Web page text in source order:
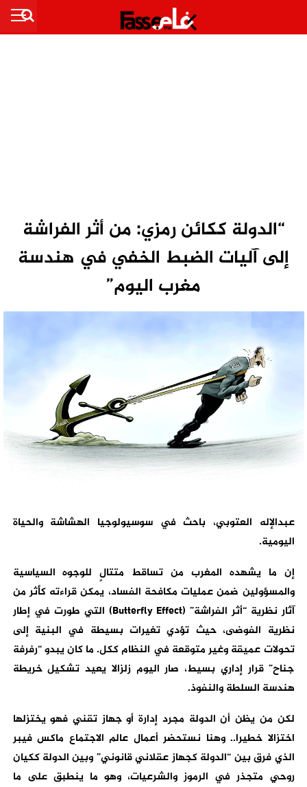
“الدولة ككائن رمزي: من أثر الفراشة
إلى آليات الضبط الخفي في هندسة
مغرب اليوم”
عبدالإله العتوبي، باحث في سوسيولوجيا الهشاشة والحياة
اليومية.
إن ما يشهده المغرب من تساقط متتالٍ للوجوه السياسية
والمسؤولين ضمن عمليات مكافحة الفساد، يمكن قراءته كأثر من
آثار نظرية “أثر الفراشة” (Butterfly Effect) التي طورت في إطار
نظرية الفوضى، حيث تؤدي تغيرات بسيطة في البنية إلى
تحولات عميقة وغير متوقعة في النظام ككل. ما كان يبدو “رفرفة
جناح” قرار إداري بسيط، صار اليوم زلزالا يعيد تشكيل خريطة
هندسة السلطة والنفوذ.
لكن من يظن أن الدولة مجرد إدارة أو جهاز تقني فهو يختزلها
اختزالا خطيرا.. وهنا نستحضر أعمال عالم الاجتماع ماكس فيبر
الذي فرق بين “الدولة كجهاز عقلاني قانوني” وبين الدولة ككيان
روحي متجذر في الرموز والشرعيات، وهو ما ينطبق على ما